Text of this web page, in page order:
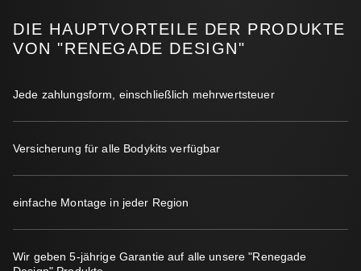
DIE HAUPTVORTEILE DER PRODUKTE
VON "RENEGADE DESIGN"
Jede zahlungsform, einschließlich mehrwertsteuer
Versicherung für alle Bodykits verfügbar
einfache Montage in jeder Region
Wir geben 5-jährige Garantie auf alle unsere "Renegade